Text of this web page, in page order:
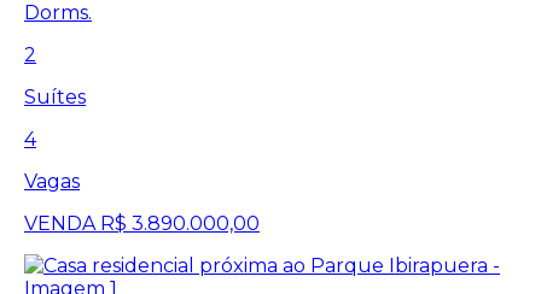
Dorms.
2
Suítes
4
Vagas
VENDA R$ 3.890.000,00